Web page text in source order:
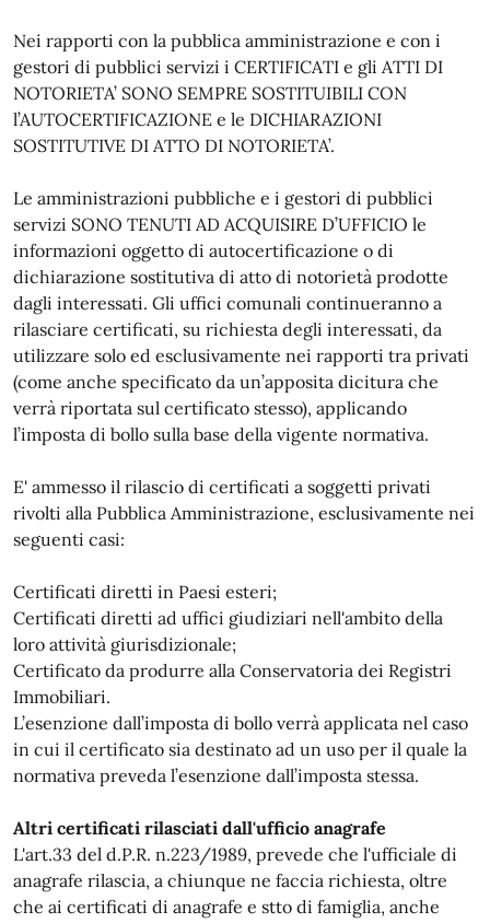
Nei rapporti con la pubblica amministrazione e con i
gestori di pubblici servizi i CERTIFICATI e gli ATTI DI
NOTORIETA’ SONO SEMPRE SOSTITUIBILI CON
l’AUTOCERTIFICAZIONE e le DICHIARAZIONI
SOSTITUTIVE DI ATTO DI NOTORIETA’.
Le amministrazioni pubbliche e i gestori di pubblici
servizi SONO TENUTI AD ACQUISIRE D’UFFICIO le
informazioni oggetto di autocertificazione o di
dichiarazione sostitutiva di atto di notorietà prodotte
dagli interessati. Gli uffici comunali continueranno a
rilasciare certificati, su richiesta degli interessati, da
utilizzare solo ed esclusivamente nei rapporti tra privati
(come anche specificato da un’apposita dicitura che
verrà riportata sul certificato stesso), applicando
l’imposta di bollo sulla base della vigente normativa.
E' ammesso il rilascio di certificati a soggetti privati
rivolti alla Pubblica Amministrazione, esclusivamente nei
seguenti casi:
Certificati diretti in Paesi esteri;
Certificati diretti ad uffici giudiziari nell'ambito della
loro attività giurisdizionale;
Certificato da produrre alla Conservatoria dei Registri
Immobiliari.
L’esenzione dall’imposta di bollo verrà applicata nel caso
in cui il certificato sia destinato ad un uso per il quale la
normativa preveda l’esenzione dall’imposta stessa.
Altri certificati rilasciati dall'ufficio anagrafe
L'art.33 del d.P.R. n.223/1989, prevede che l'ufficiale di
anagrafe rilascia, a chiunque ne faccia richiesta, oltre
che ai certificati di anagrafe e stto di famiglia, anche